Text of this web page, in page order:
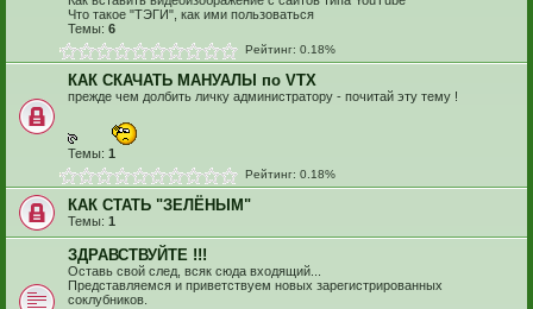
Что такое "ТЭГИ", как ими пользоваться
Темы: 6
Рейтинг: 0.18%
КАК СКАЧАТЬ МАНУАЛЫ по VTX
прежде чем долбить личку администратору - почитай эту тему !
Темы: 1
Рейтинг: 0.18%
КАК СТАТЬ "ЗЕЛЁНЫМ"
Темы: 1
ЗДРАВСТВУЙТЕ !!!
Оставь свой след, всяк сюда входящий...
Представляемся и приветствуем новых зарегистрированных
соклубников.